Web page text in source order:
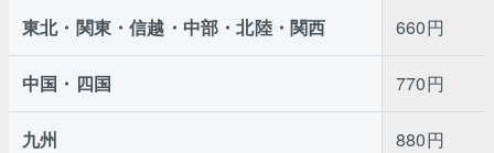
東北・関東・信越・中部・北陸・関西 660円
中国・四国 770円
九州 880円